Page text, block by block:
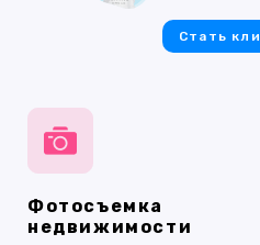
Фотосъемка
недвижимости
Стать